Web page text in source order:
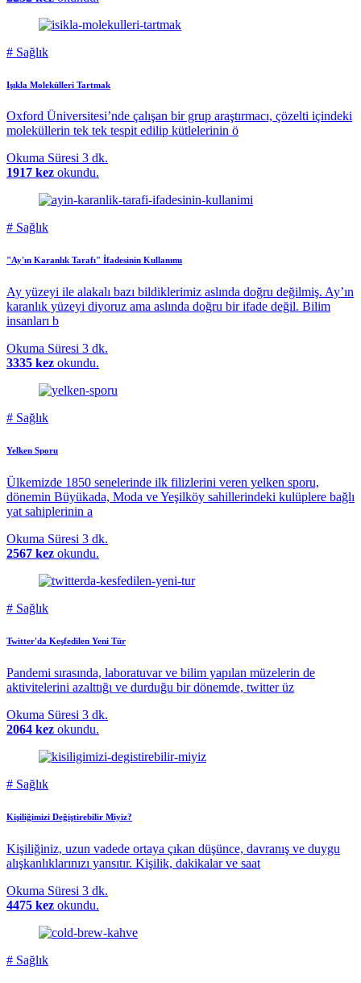
# Sağlık
Işıkla Molekülleri Tartmak
Oxford Üniversitesi’nde çalışan bir grup araştırmacı, çözelti içindeki
moleküllerin tek tek tespit edilip kütlelerinin ö
Okuma Süresi 3 dk.
1917 kez okundu.
# Sağlık
"Ay'ın Karanlık Tarafı" İfadesinin Kullanımı
Ay yüzeyi ile alakalı bazı bildiklerimiz aslında doğru değilmiş. Ay’ın
karanlık yüzeyi diyoruz ama aslında doğru bir ifade değil. Bilim
insanları b
Okuma Süresi 3 dk.
3335 kez okundu.
# Sağlık
Yelken Sporu
Ülkemizde 1850 senelerinde ilk filizlerini veren yelken sporu,
dönemin Büyükada, Moda ve Yeşilköy sahillerindeki kulüplere bağlı
yat sahiplerinin a
Okuma Süresi 3 dk.
2567 kez okundu.
# Sağlık
Twitter'da Keşfedilen Yeni Tür
Pandemi sırasında, laboratuvar ve bilim yapılan müzelerin de
aktivitelerini azalttığı ve durduğu bir dönemde, twitter üz
Okuma Süresi 3 dk.
2064 kez okundu.
# Sağlık
Kişiliğimizi Değiştirebilir Miyiz?
Kişiliğiniz, uzun vadede ortaya çıkan düşünce, davranış ve duygu
alışkanlıklarınızı yansıtır. Kişilik, dakikalar ve saat
Okuma Süresi 3 dk.
4475 kez okundu.
# Sağlık